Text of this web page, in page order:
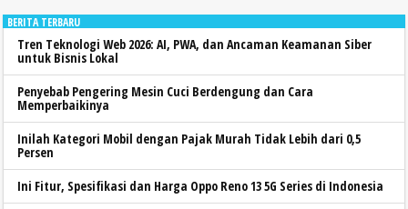
BERITA TERBARU
Tren Teknologi Web 2026: AI, PWA, dan Ancaman Keamanan Siber
untuk Bisnis Lokal
Penyebab Pengering Mesin Cuci Berdengung dan Cara
Memperbaikinya
Inilah Kategori Mobil dengan Pajak Murah Tidak Lebih dari 0,5
Persen
Ini Fitur, Spesifikasi dan Harga Oppo Reno 13 5G Series di Indonesia